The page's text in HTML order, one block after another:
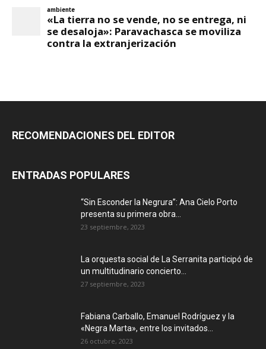
RECOMENDACIONES DEL EDITOR
ENTRADAS POPULARES
“Sin Esconder la Negrura”: Ana Cielo Porto
presenta su primera obra...
23 septiembre, 2023
La orquesta social de La Serranita participó de
un multitudinario concierto...
27 septiembre, 2023
Fabiana Carballo, Emanuel Rodríguez y la
«Negra Marta», entre los invitados...
26 octubre, 2023